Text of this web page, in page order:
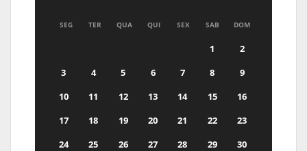
SEG TER QUA QUI SEX SAB DOM
1
2
3
4 5 6 7 8
9
10
11 12 13 14 15
16
17
18 19 20 21 22
23
24
25 26 27 28 29
30